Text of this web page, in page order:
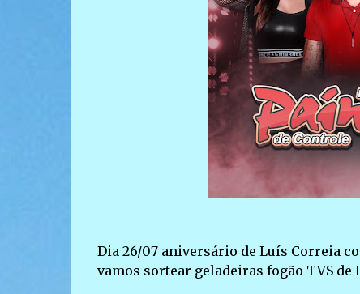
Dia 26/07 aniversário de Luís Correia
vamos sortear geladeiras fogão TVS